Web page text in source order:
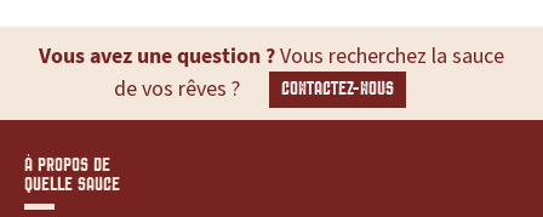
Vous avez une question ?Vous recherchez la sauce
de vos rêves ?
CONTACTEZ-NOUS
À PROPOS DE
QUELLE SAUCE